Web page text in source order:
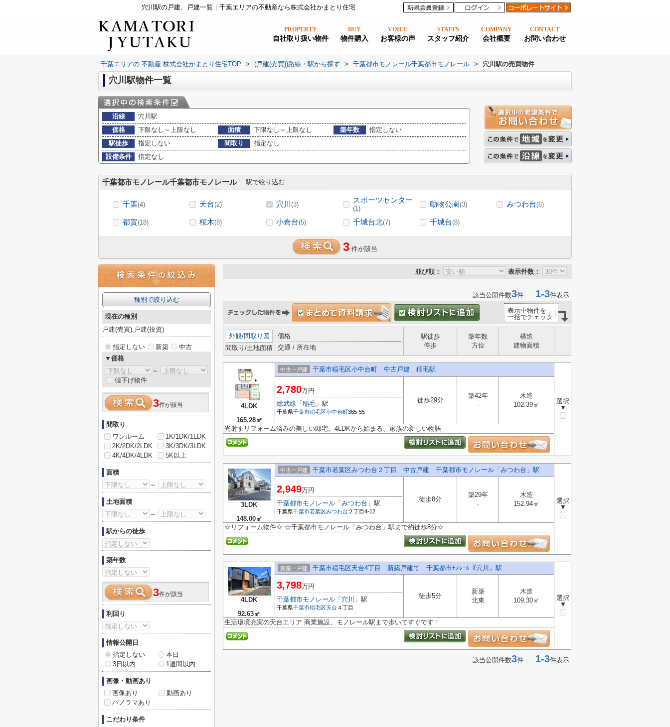
穴川駅の戸建、戸建一覧｜千葉エリアの不動産なら株式会社かまとり住宅
PROPERTY
自社取り扱い物件
BUY
物件購入
VOICE
お客様の声
STAFFS
スタッフ紹介
COMPANY
会社概要
CONTACT
お問い合わせ
千葉エリアの 不動産 株式会社かまとり住宅TOP > (戸建(売買))路線・駅から探す > 千葉都市モノレール千葉都市モノレール > 穴川駅の売買物件
穴川駅物件一覧
沿線
穴川駅
価格
下限なし～上限なし 面積 下限なし～上限なし 築年数
指定しない
駅徒歩
指定しない 間取り
指定なし
設備条件
指定なし
千葉都市モノレール千葉都市モノレール 駅で絞り込む
千葉(4) 天台(2) 穴川 (3)
スポーツセンター
(1)
動物公園(3) みつわ台(6)
都賀(18) 桜木(8) 小倉台(5) 千城台北(7) 千城台(8)
3 件が該当
並び順： 表示件数：
該当公開件数3件 1-3件表示
表示中物件を
一括でチェック
外観/間取り図
間取り/土地面積
価格
交通 / 所在地
駅徒歩
停歩
築年数
方位
構造
建物面積
4LDK
165.28㎡
中古一戸建 千葉市稲毛区小中台町 中古戸建 稲毛駅
選択
▼
2,780万円
総武線 「 稲毛 」駅
千葉県千葉市稲毛区小中台町365-55
徒歩29分
築42年
-
木造
102.39㎡
光射すリフォーム済みの美しい邸宅。4LDKから始まる、家族の新しい物語
3LDK
148.00㎡
中古一戸建 千葉市若葉区みつわ台２丁目 中古戸建 千葉都市モノレール「みつわ台」駅
選択
▼
2,949万円
千葉都市モノレール 「 みつわ台 」駅
千葉県千葉市若葉区みつわ台 ２丁目4-12
徒歩8分
築29年
-
木造
152.94㎡
☆リフォーム物件☆ ☆千葉都市モノレール「みつわ台」駅まで約徒歩8分☆
4LDK
92.63㎡
新築一戸建 千葉市稲毛区天台4丁目 新築戸建て 千葉都市ﾓﾉﾚｰﾙ『穴川』駅
選択
▼
3,798万円
千葉都市モノレール 「 穴川 」駅
千葉県千葉市稲毛区天台 ４丁目
徒歩5分
新築
北東
木造
109.30㎡
生活環境充実の天台エリア 商業施設、モノレール駅まで歩いてすぐです！
該当公開件数3件 1-3件表示
種別で絞り込む
現在の種別
戸建(売買),戸建(投資)
指定しない 新築
中古
▼価格
～
値下げ物件
3件が該当
間取り
ワンルーム
1K/1DK/1LDK
2K/2DK/2LDK
3K/3DK/3LDK
4K/4DK/4LDK
5K以上
面積
～
土地面積
～
駅からの徒歩
築年数
3件が該当
利回り
情報公開日
指定しない
本日
3日以内
1週間以内
画像・動画あり
画像あり
動画あり
パノラマあり
こだわり条件